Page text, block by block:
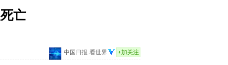
亡
中国日报-看世界
+加关注